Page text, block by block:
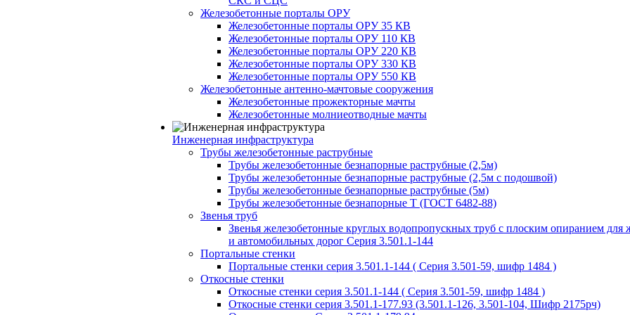
Железобетонные порталы ОРУ
Железобетонные порталы ОРУ 35 КВ
Железобетонные порталы ОРУ 110 КВ
Железобетонные порталы ОРУ 220 КВ
Железобетонные порталы ОРУ 330 КВ
Железобетонные порталы ОРУ 550 КВ
Железобетонные антенно-мачтовые сооружения
Железобетонные прожекторные мачты
Железобетонные молниеотводные мачты
Инженерная инфраструктура
Трубы железобетонные раструбные
Трубы железобетонные безнапорные раструбные (2,5м)
Трубы железобетонные безнапорные раструбные (2,5м с подошвой)
Трубы железобетонные безнапорные раструбные (5м)
Трубы железобетонные безнапорные Т (ГОСТ 6482-88)
Звенья труб
Звенья железобетонные круглых водопропускных труб с плоским опиранием для
и автомобильных дорог Серия 3.501.1-144
Портальные стенки
Портальные стенки серия 3.501.1-144 ( Серия 3.501-59, шифр 1484 )
Откосные стенки
Откосные стенки серия 3.501.1-144 ( Серия 3.501-59, шифр 1484 )
Откосные стенки серия 3.501.1-177.93 (3.501.1-126, 3.501-104, Шифр 2175рч)